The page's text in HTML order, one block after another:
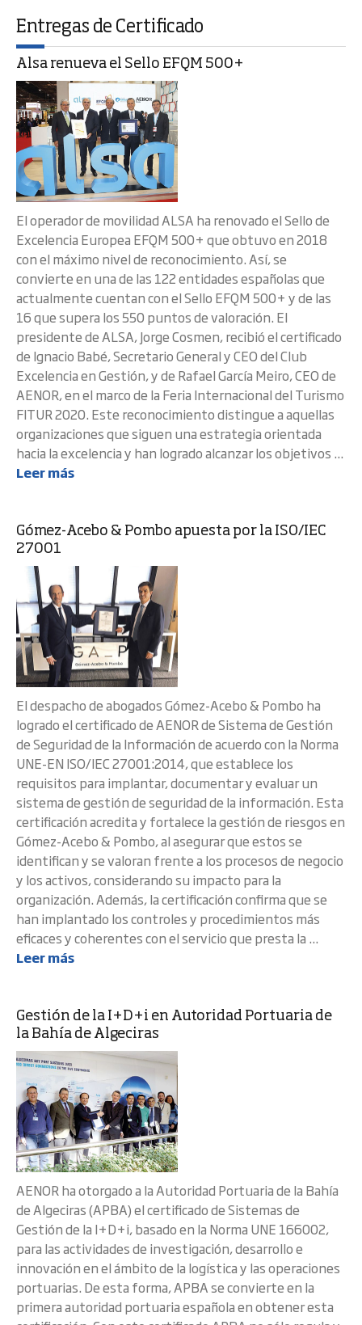
Entregas de Certificado
Alsa renueva el Sello EFQM 500+
El operador de movilidad ALSA ha renovado el Sello de
Excelencia Europea EFQM 500+ que obtuvo en 2018
con el máximo nivel de reconocimiento. Así, se
convierte en una de las 122 entidades españolas que
actualmente cuentan con el Sello EFQM 500+ y de las
16 que supera los 550 puntos de valoración. El
presidente de ALSA, Jorge Cosmen, recibió el certificado
de Ignacio Babé, Secretario General y CEO del Club
Excelencia en Gestión, y de Rafael García Meiro, CEO de
AENOR, en el marco de la Feria Internacional del Turismo
FITUR 2020. Este reconocimiento distingue a aquellas
organizaciones que siguen una estrategia orientada
hacia la excelencia y han logrado alcanzar los objetivos ...
Leer más
Gómez-Acebo & Pombo apuesta por la ISO/IEC
27001
El despacho de abogados Gómez-Acebo & Pombo ha
logrado el certificado de AENOR de Sistema de Gestión
de Seguridad de la Información de acuerdo con la Norma
UNE-EN ISO/IEC 27001:2014, que establece los
requisitos para implantar, documentar y evaluar un
sistema de gestión de seguridad de la información. Esta
certificación acredita y fortalece la gestión de riesgos en
Gómez-Acebo & Pombo, al asegurar que estos se
identifican y se valoran frente a los procesos de negocio
y los activos, considerando su impacto para la
organización. Además, la certificación confirma que se
han implantado los controles y procedimientos más
eficaces y coherentes con el servicio que presta la ...
Leer más
Gestión de la I+D+i en Autoridad Portuaria de
la Bahía de Algeciras
AENOR ha otorgado a la Autoridad Portuaria de la Bahía
de Algeciras (APBA) el certificado de Sistemas de
Gestión de la I+D+i, basado en la Norma UNE 166002,
para las actividades de investigación, desarrollo e
innovación en el ámbito de la logística y las operaciones
portuarias. De esta forma, APBA se convierte en la
primera autoridad portuaria española en obtener esta